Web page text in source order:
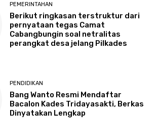
PEMERINTAHAN
Berikut ringkasan terstruktur dari
pernyataan tegas Camat
Cabangbungin soal netralitas
perangkat desa jelang Pilkades
PENDIDIKAN
Bang Wanto Resmi Mendaftar
Bacalon Kades Tridayasakti, Berkas
Dinyatakan Lengkap